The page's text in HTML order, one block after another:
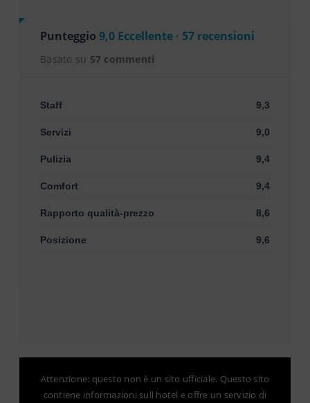
Punteggio 9,0 Eccellente · 57 recensioni
Basato su 57 commenti
Staff 9,3
Servizi 9,0
Pulizia 9,4
Comfort 9,4
Rapporto qualità-prezzo 8,6
Posizione 9,6
Attenzione: questo non è un sito ufficiale. Questo sito
contiene informazioni sull hotel e offre un servizio di